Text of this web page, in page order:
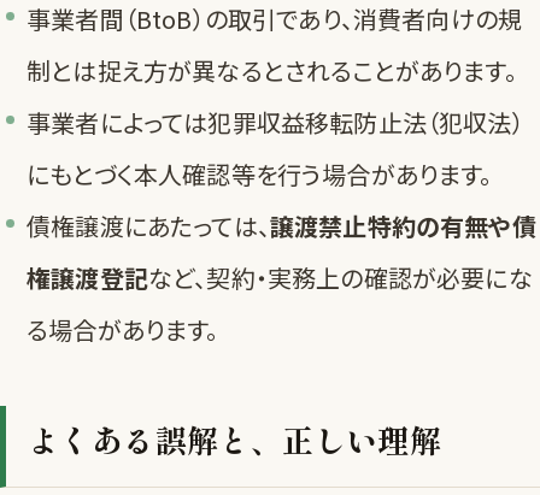
事業者間（BtoB）の取引であり、消費者向けの規
制とは捉え方が異なるとされることがあります。
事業者によっては犯罪収益移転防止法（犯収法）
にもとづく本人確認等を行う場合があります。
債権譲渡にあたっては、譲渡禁止特約の有無や債
権譲渡登記など、契約・実務上の確認が必要にな
る場合があります。
よくある誤解と、正しい理解